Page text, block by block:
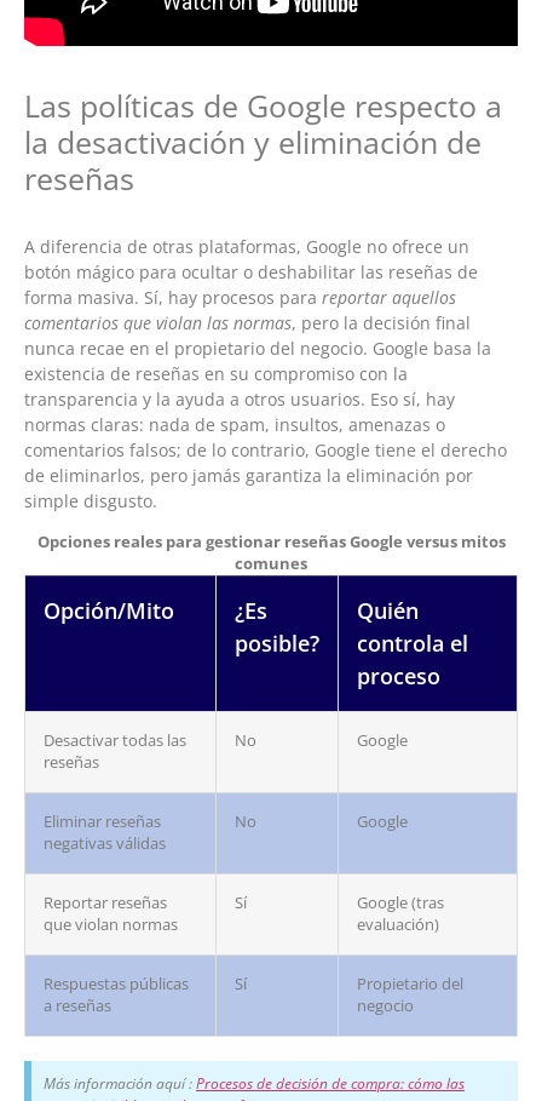
Las políticas de Google respecto a
la desactivación y eliminación de
reseñas
A diferencia de otras plataformas, Google no ofrece un
botón mágico para ocultar o deshabilitar las reseñas de
forma masiva. Sí, hay procesos para reportar aquellos
comentarios que violan las normas, pero la decisión final
nunca recae en el propietario del negocio. Google basa la
existencia de reseñas en su compromiso con la
transparencia y la ayuda a otros usuarios. Eso sí, hay
normas claras: nada de spam, insultos, amenazas o
comentarios falsos; de lo contrario, Google tiene el derecho
de eliminarlos, pero jamás garantiza la eliminación por
simple disgusto.
Opciones reales para gestionar reseñas Google versus mitos
comunes
Opción/Mito
¿Es
posible?
Quién
controla el
proceso
Desactivar todas las
reseñas
No Google
Eliminar reseñas
negativas válidas
No Google
Reportar reseñas
que violan normas
Sí
Google (tras
evaluación)
Respuestas públicas
a reseñas
Sí
Propietario del
negocio
Más información aquí :Procesos de decisión de compra: cómo las